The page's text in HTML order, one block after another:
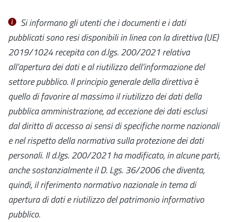
Si informano gli utenti che i documenti e i dati
pubblicati sono resi disponibili in linea con ladirettiva (UE)
2019/1024recepita con d.lgs. 200/2021relativa
all’apertura dei dati e al riutilizzo dell’informazione del
settore pubblico. Il principio generale della direttiva è
quello di favorire al massimo il riutilizzo dei dati della
pubblica amministrazione, ad eccezione dei dati esclusi
dal diritto di accesso ai sensi di specifiche norme nazionali
e nel rispetto della normativa sulla protezione dei dati
personali.Ild.lgs. 200/2021ha modificato, in alcune parti,
anche sostanzialmente il D. Lgs. 36/2006 chediventa,
quindi, il riferimento normativo nazionale in tema di
apertura di dati e riutilizzo del patrimonio informativo
pubblico.